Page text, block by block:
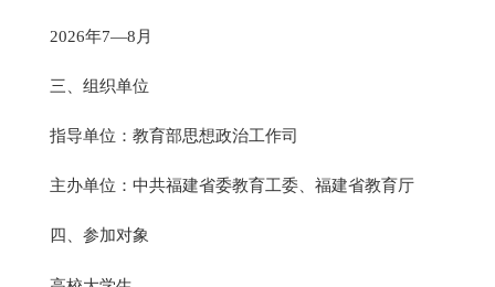
2026年7—8月
三、组织单位
指导单位：教育部思想政治工作司
主办单位：中共福建省委教育工委、福建省教育厅
四、参加对象